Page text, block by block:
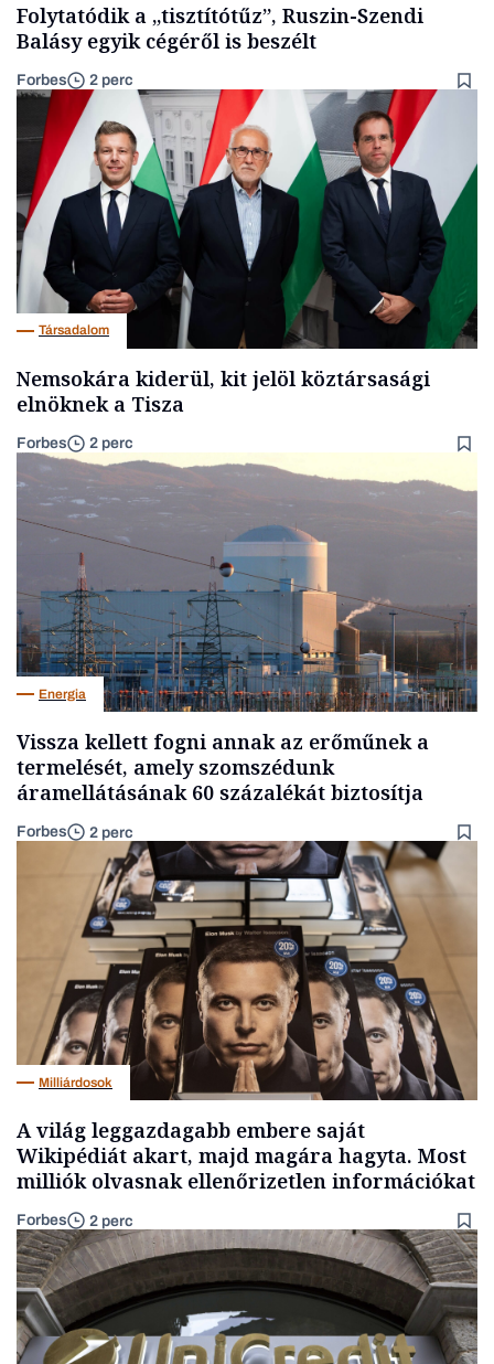
Folytatódik a „tisztítótűz”, Ruszin-Szendi
Balásy egyik cégéről is beszélt
Forbes 2 perc
Társadalom
Nemsokára kiderül, kit jelöl köztársasági
elnöknek a Tisza
Forbes 2 perc
Energia
Vissza kellett fogni annak az erőműnek a
termelését, amely szomszédunk
áramellátásának 60 százalékát biztosítja
Forbes 2 perc
Milliárdosok
A világ leggazdagabb embere saját
Wikipédiát akart, majd magára hagyta. Most
milliók olvasnak ellenőrizetlen információkat
Forbes 2 perc